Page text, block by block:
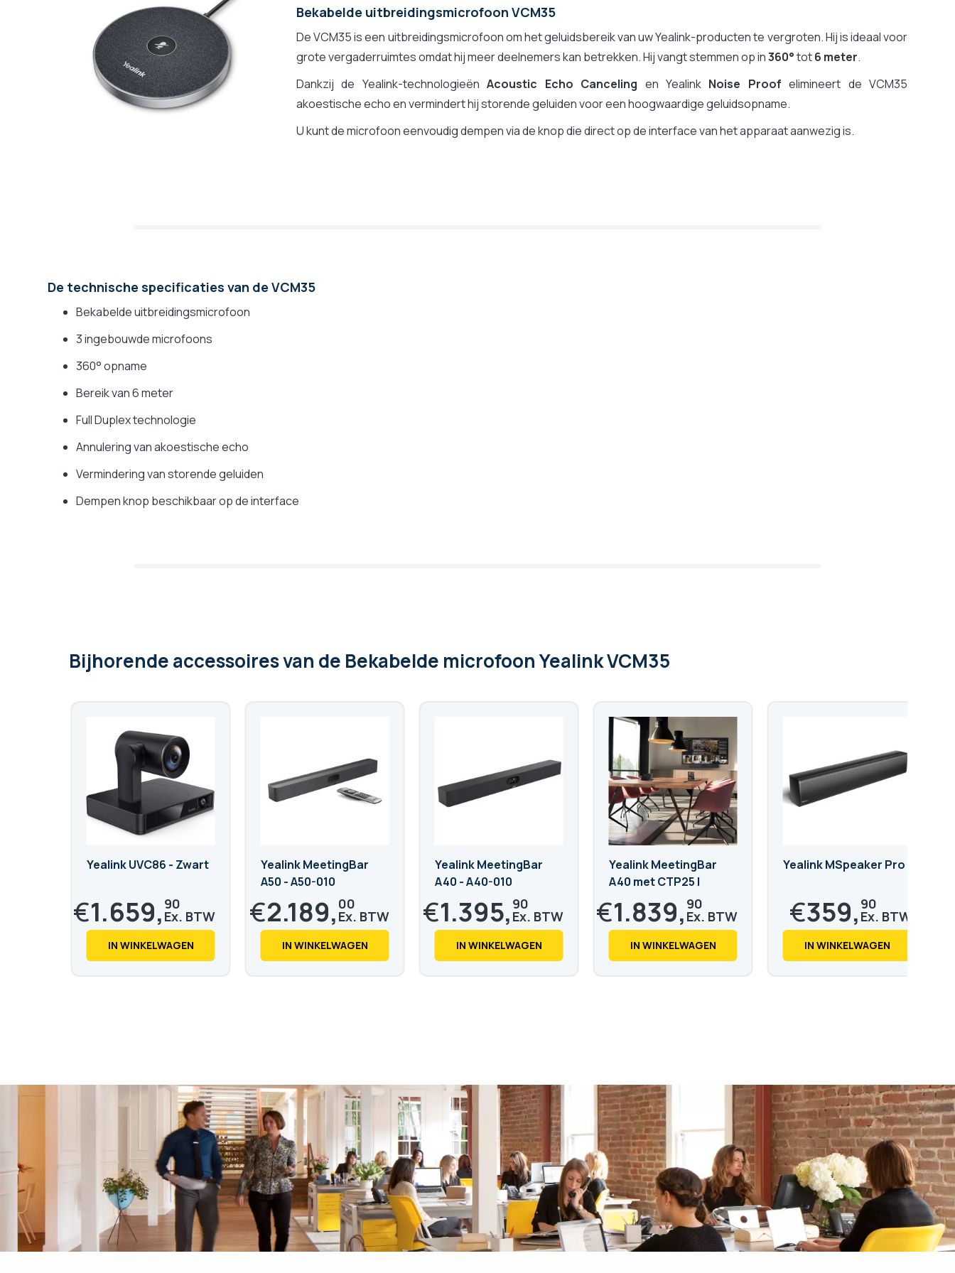
Bekabelde uitbreidingsmicrofoon VCM35
De VCM35 is een uitbreidingsmicrofoon om het geluidsbereik van uw Yealink-producten te vergroten. Hij is ideaal voor
grote vergaderruimtes omdat hij meer deelnemers kan betrekken. Hij vangt stemmen op in360°tot6 meter.
Dankzij de Yealink-technologieënAcoustic Echo Canceling en Yealink Noise Proof elimineert de VCM35
akoestische echo en vermindert hij storende geluiden voor een hoogwaardige geluidsopname.
U kunt de microfoon eenvoudig dempen via de knop die direct op de interface van het apparaat aanwezig is.
De technische specificaties van de VCM35
Bekabelde uitbreidingsmicrofoon
3 ingebouwde microfoons
360° opname
Bereik van 6 meter
Full Duplex technologie
Annulering van akoestische echo
Vermindering van storende geluiden
Dempen knop beschikbaar op de interface
Bijhorende accessoiresvan de Bekabelde microfoon Yealink VCM35
Yealink UVC86 - Zwart
€1.659, 90
2.008,IN WINKELWAGEN
Yealink MeetingBar
A50 - A50-010
€2.189, 00
2.648,IN WINKELWAGEN
Yealink MeetingBar
A40 - A40-010
€1.395, 90
1.689,IN WINKELWAGEN
Yealink MeetingBar
A40 met CTP25 |
Yealink A40-031
€1.839, 90
2.226,IN WINKELWAGEN
Yealink MSpeaker Pro
€359, 90
435,
IN WINKELWAGEN